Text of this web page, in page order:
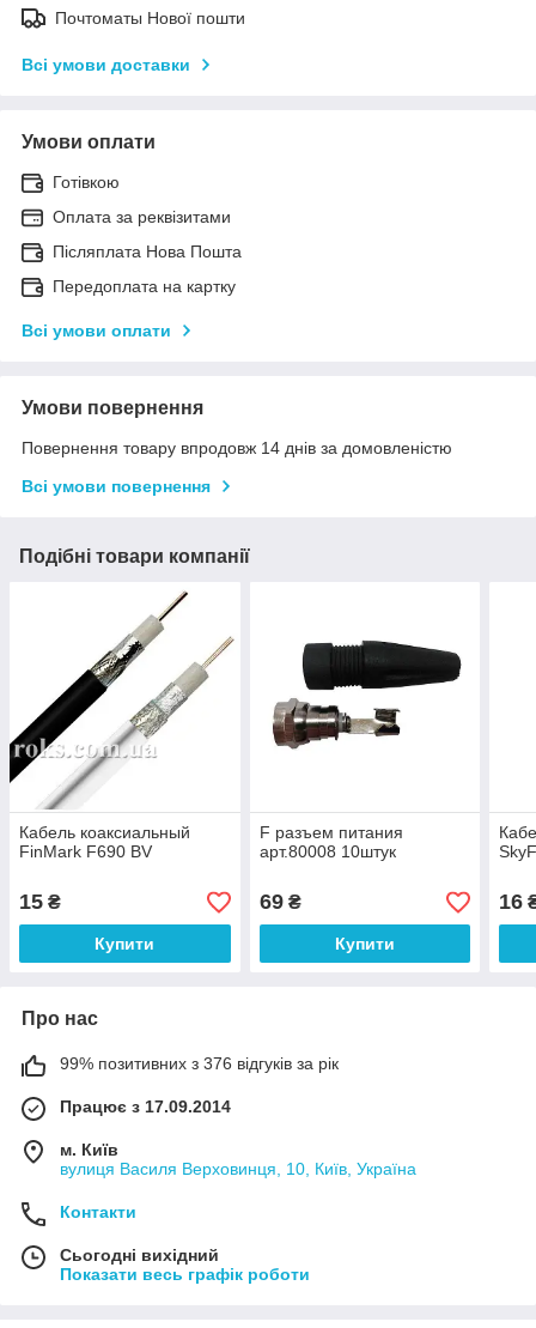
Почтоматы Нової пошти
Всі умови доставки
Умови оплати
Готівкою
Оплата за реквізитами
Післяплата Нова Пошта
Передоплата на картку
Всі умови оплати
Умови повернення
Повернення товару впродовж 14 днів за домовленістю
Всі умови повернення
Подібні товари компанії
Кабель коаксиальный
FinMark F690 BV
15 ₴
Купити
F разъем питания
арт.80008 10штук
69₴
Купити
16
Про нас
99% позитивних з 376 відгуків за рік
Працює з 17.09.2014
м. Київ
вулиця Василя Верховинця, 10, Київ, Україна
Контакти
Сьогодні вихідний
Показати весь графік роботи